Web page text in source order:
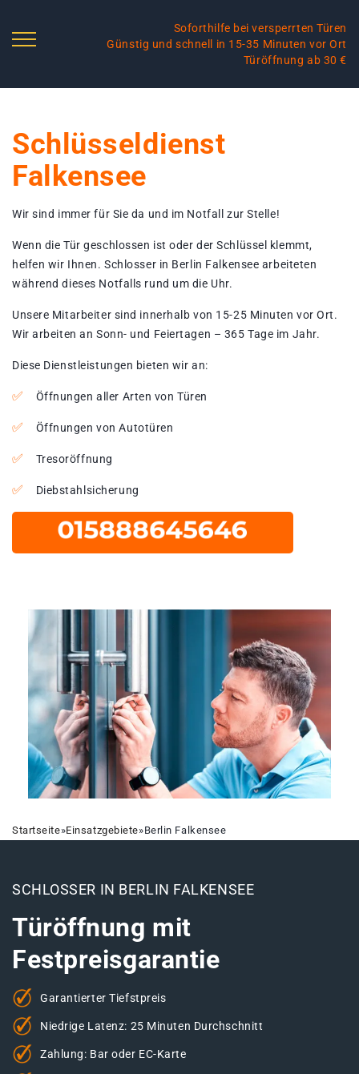
Soforthilfe bei versperrten Türen
Günstig und schnell in 15-35 Minuten vor Ort
Türöffnung ab 30 €
Schlüsseldienst
Falkensee
Wir sind immer für Sie da und im Notfall zur Stelle!
Wenn die Tür geschlossen ist oder der Schlüssel klemmt,
helfen wir Ihnen. Schlosser in Berlin Falkensee arbeiteten
während dieses Notfalls rund um die Uhr.
Unsere Mitarbeiter sind innerhalb von 15-25 Minuten vor Ort.
Wir arbeiten an Sonn- und Feiertagen – 365 Tage im Jahr.
Diese Dienstleistungen bieten wir an:
Öffnungen aller Arten von Türen
Öffnungen von Autotüren
Tresoröffnung
Diebstahlsicherung
Startseite»Einsatzgebiete»Berlin Falkensee
SCHLOSSER IN BERLIN FALKENSEE
Türöffnung mit
Festpreisgarantie
Garantierter Tiefstpreis
Niedrige Latenz: 25 Minuten Durchschnitt
Zahlung: Bar oder EC-Karte